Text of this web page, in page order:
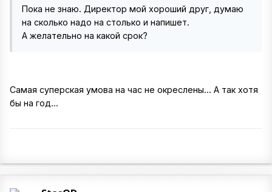
Пока не знаю. Директор мой хороший друг, думаю
на сколько надо на столько и напишет.
А желательно на какой срок?
Самая суперская умова на час не окреслены... А так хотя
бы на год...